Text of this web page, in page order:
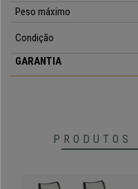
Pesomáximo
Condição
GARANTIA
PRODUTOS